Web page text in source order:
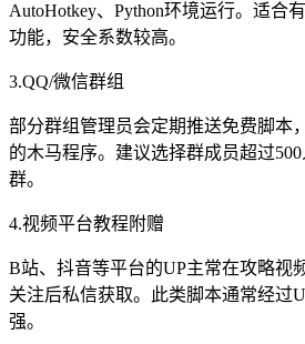
AutoHotkey、Python环境运行。适合
功能，安全系数较高。
3.QQ/微信群组
部分群组管理员会定期推送免费脚本
的木马程序。建议选择群成员超过
群。
4.视频平台教程附赠
B站、抖音等平台的UP主常在攻略视
关注后私信获取。此类脚本通常经过
强。